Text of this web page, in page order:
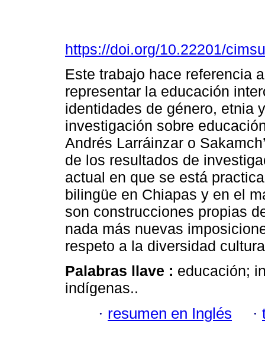
https://doi.org/10.22201/
Este trabajo hace referencia
representar la educación
identidades de género, etnia
investigación sobre
Andrés Larráinzar o
de los resultados de
actual en que se está
bilingüe en Chiapas y en el
son construcciones propias
nada más nuevas
respeto a la diversidad
Palabras llave : educación;
indígenas..
· resumen en Inglés ·